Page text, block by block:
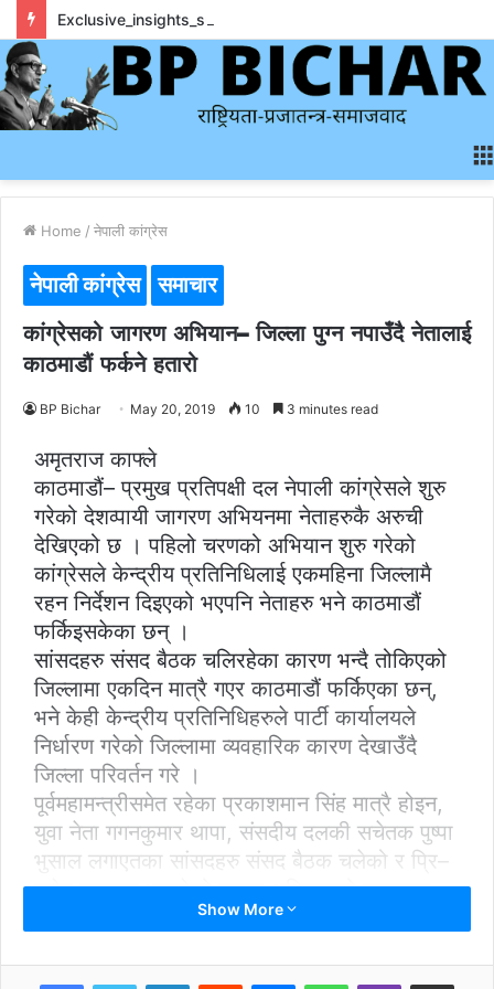
Home / नेपाली कांग्रेस
नेपाली कांग्रेस समाचार
कांग्रेसको जागरण अभियान– जिल्ला पुग्न नपाउँदै नेतालाई
काठमाडौं फर्कने हतारो
BP Bichar May 20, 2019 10 3 minutes read
अमृतराज काफ्ले
काठमाडौं– प्रमुख प्रतिपक्षी दल नेपाली कांग्रेसले शुरु
गरेको देशव्पायी जागरण अभियनमा नेताहरुकै अरुची
देखिएको छ । पहिलो चरणको अभियान शुरु गरेको
कांग्रेसले केन्द्रीय प्रतिनिधिलाई एकमहिना जिल्लामै
रहन निर्देशन दिइएको भएपनि नेताहरु भने काठमाडौं
फर्किइसकेका छन् ।
सांसदहरु संसद बैठक चलिरहेका कारण भन्दै तोकिएको
जिल्लामा एकदिन मात्रै गएर काठमाडौं फर्किएका छन्,
भने केही केन्द्रीय प्रतिनिधिहरुले पार्टी कार्यालयले
निर्धारण गरेको जिल्लामा व्यवहारिक कारण देखाउँदै
जिल्ला परिवर्तन गरे ।
पूर्वमहामन्त्रीसमेत रहेका प्रकाशमान सिंह मात्रै होइन,
युवा नेता गगनकुमार थापा, संसदीय दलकी सचेतक पुष्पा
भुसाल लगाएतका सांसदहरु संसद बैठक चलेको र प्रि–
बजेट छलफल भइरहेको कारण अभियानको उद्घाटन
समारोह सकाएर काठमाडौं फर्किसकेका छन् ।
Show More
LinkedInReddit MessengerWhatsAppViber Share via Email